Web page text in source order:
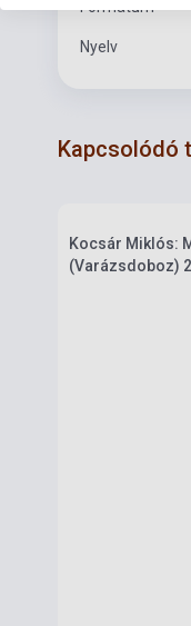
Formátum
Nyelv
Kapcsolódó
Kocsár Miklós: